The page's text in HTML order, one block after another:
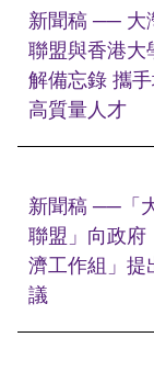
新聞稿 ── 大
聯盟與香港大
解備忘錄 攜
高質量人才
新聞稿 ──「
聯盟」向政府
濟工作組」提
議